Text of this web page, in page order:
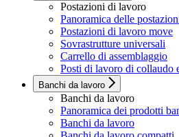
Postazioni di lavoro
Panoramica delle
Postazioni di lavoro move
Sovrastrutture universali
Carrello di assemblaggio
Posti di lavoro di collaudo
Banchi da lavoro
Banchi da lavoro
Panoramica dei prodotti
Banchi da lavoro